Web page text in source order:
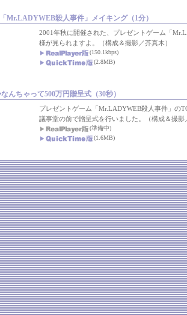
Mr.LADYWEB殺人事件」メイキング（1分）
2001年秋に開催された、プレゼントゲーム「
様が見られますよ。（構成＆撮影／芥真木）
(150.1kbps)
(2.8MB)
んちゃって500万円贈呈式（30秒）
プレゼントゲーム「Mr.LADYWEB殺人事件」の
議事堂の前で贈呈式を行いました。（構成＆撮影
(準備中)
(1.6MB)